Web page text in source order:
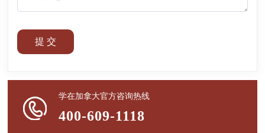
提 交
学在加拿大官方咨询热线
400-609-1118